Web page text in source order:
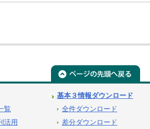
覧
活用
基本３情報ダウンロード
全件ダウンロード
差分ダウンロード